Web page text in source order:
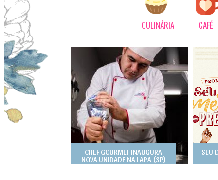
CULINÁRIA CAFÉ
CHEF GOURMET INAUGURA
NOVA UNIDADE NA LAPA (SP)
SEU